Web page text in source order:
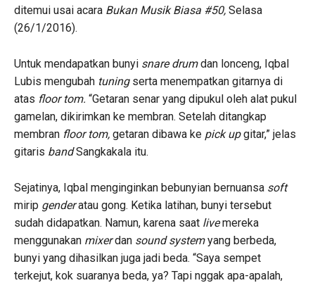
ditemui usai acara Bukan Musik Biasa #50, Selasa
(26/1/2016).
Untuk mendapatkan bunyi snare drumdan lonceng, Iqbal
Lubis mengubah tuning serta menempatkan gitarnya di
atas floor tom. “Getaran senar yang dipukul oleh alat pukul
gamelan, dikirimkan ke membran. Setelah ditangkap
membran floor tom, getaran dibawa ke pick upgitar,” jelas
gitaris bandSangkakala itu.
Sejatinya, Iqbal menginginkan bebunyian bernuansa soft
mirip genderatau gong. Ketika latihan, bunyi tersebut
sudah didapatkan. Namun, karena saat livemereka
menggunakan mixerdan sound systemyang berbeda,
bunyi yang dihasilkan juga jadi beda. “Saya sempet
terkejut, kok suaranya beda, ya? Tapi nggak apa-apalah,